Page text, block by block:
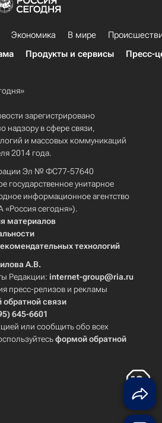
Экономика В мире
Продукты и сервисы Пресс-
зарегистрировано
надзору в сфере связи,
и массовых коммуникаций
2014 года.
Эл № ФС77-57640
государственное унитарное
информационное агентство
сегодня»).
материалов
технологий
А.В.
Редакции: internet-group@ria.ru
пресс-релизов и рекламы
связи
645-6601
или сообщить обо всех
формой обратной